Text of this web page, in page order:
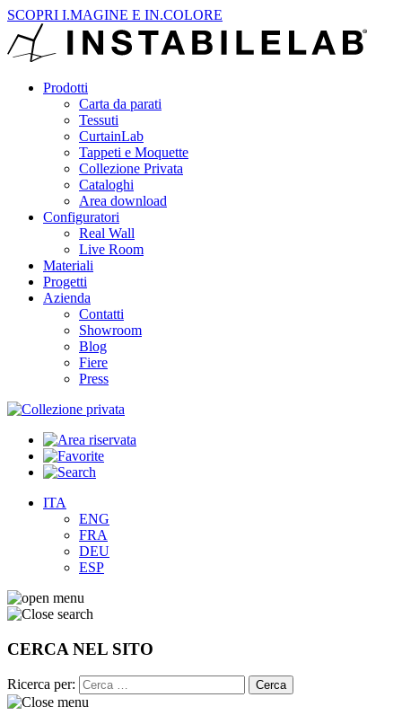
SCOPRI I.MAGINE E IN.COLORE
Prodotti
Carta da parati
Tessuti
CurtainLab
Tappeti e Moquette
Collezione Privata
Cataloghi
Area download
Configuratori
Real Wall
Live Room
Materiali
Progetti
Azienda
Contatti
Showroom
Blog
Fiere
Press
ITA
ENG
FRA
DEU
ESP
CERCA NEL SITO
Ricerca per: